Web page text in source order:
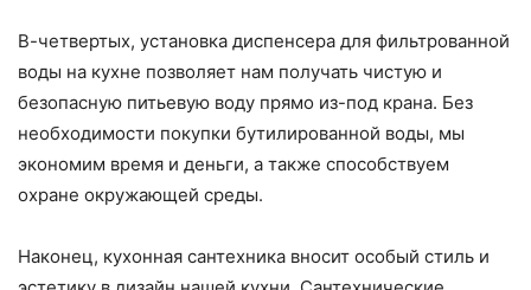
В-четвертых, установка диспенсера для фильтрованной
воды на кухне позволяет нам получать чистую и
безопасную питьевую воду прямо из-под крана. Без
необходимости покупки бутилированной воды, мы
экономим время и деньги, а также способствуем
охране окружающей среды.
Наконец, кухонная сантехника вносит особый стиль и